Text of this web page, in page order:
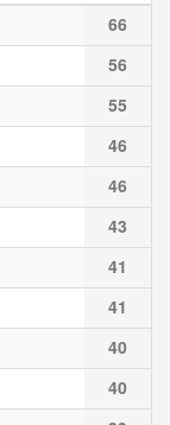
66
56
55
46
46
43
41
41
40
40